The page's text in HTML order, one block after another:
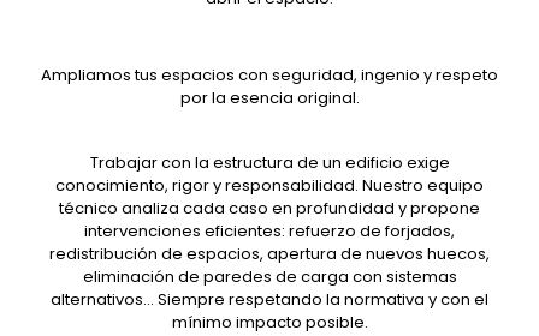
Ampliamos tus espacios con seguridad, ingenio y respeto
por la esencia original.
Trabajar con la estructura de un edificio exige
conocimiento, rigor y responsabilidad. Nuestro equipo
técnico analiza cada caso en profundidad y propone
intervenciones eficientes: refuerzo de forjados,
redistribución de espacios, apertura de nuevos huecos,
eliminación de paredes de carga con sistemas
alternativos... Siempre respetando la normativa y con el
mínimo impacto posible.